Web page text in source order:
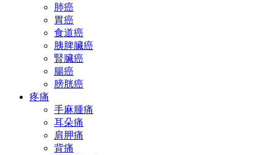
肺癌
胃癌
食道癌
胰脾臟癌
腎臟癌
腸癌
膀胱癌
疼痛
手麻腫痛
耳朵痛
肩胛痛
背痛